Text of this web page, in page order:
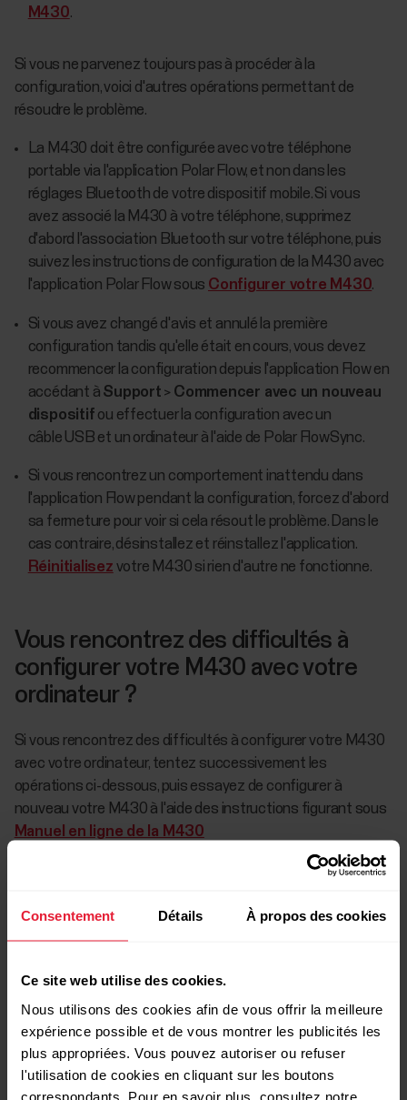
Consentement Détails À propos des cookies
Ce site web utilise des cookies.
Nous utilisons des cookies afin de vous offrir la meilleure
expérience possible et de vous montrer les publicités les
plus appropriées. Vous pouvez autoriser ou refuser
l'utilisation de cookies en cliquant sur les boutons
correspondants. Pour en savoir plus, consultez notre
M430.
Si vous ne parvenez toujours pas à procéder à la
configuration, voici d'autres opérations permettant de
résoudre le problème.
La M430 doit être configurée avec votre téléphone
portable via l'application Polar Flow, et non dans les
réglages Bluetooth de votre dispositif mobile. Si vous
avez associé la M430 à votre téléphone, supprimez
d'abord l'association Bluetooth sur votre téléphone, puis
suivez les instructions de configuration de la M430 avec
l'application Polar Flow sous Configurer votre M430.
Si vous avez changé d'avis et annulé la première
configuration tandis qu'elle était en cours, vous devez
recommencer la configuration depuis l'application Flow en
accédant à Support > Commencer avec un nouveau
dispositif ou effectuer la configuration avec un
câble USB et un ordinateur à l'aide de Polar FlowSync.
Si vous rencontrez un comportement inattendu dans
l'application Flow pendant la configuration, forcez d'abord
sa fermeture pour voir si cela résout le problème. Dans le
cas contraire, désinstallez et réinstallez l'application.
Réinitialisez votre M430 si rien d'autre ne fonctionne.
Vous rencontrez des difficultés à
configurer votre M430 avec votre
ordinateur ?
Si vous rencontrez des difficultés à configurer votre M430
avec votre ordinateur, tentez successivement les
opérations ci-dessous, puis essayez de configurer à
nouveau votre M430 à l'aide des instructions figurant sous
Manuel en ligne de la M430
est sèche et propre
Vérifier que le câble USB fonctionne